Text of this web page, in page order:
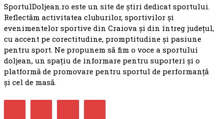
SportulDoljean.ro este un site de știri dedicat sportului.
Reflectăm activitatea cluburilor, sportivilor și
evenimentelor sportive din Craiova și din întreg județul,
cu accent pe corectitudine, promptitudine și pasiune
pentru sport. Ne propunem să fim o voce a sportului
doljean, un spațiu de informare pentru suporteri și o
platformă de promovare pentru sportul de performanță
și cel de masă.